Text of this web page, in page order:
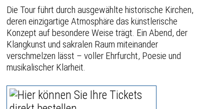
Die Tour führt durch ausgewählte historische Kirchen,
deren einzigartige Atmosphäre das künstlerische
Konzept auf besondere Weise trägt. Ein Abend, der
Klangkunst und sakralen Raum miteinander
verschmelzen lässt – voller Ehrfurcht, Poesie und
musikalischer Klarheit.